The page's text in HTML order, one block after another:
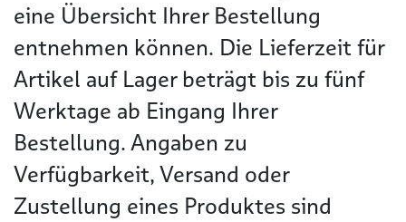
eine Übersicht Ihrer Bestellung
entnehmen können. Die Lieferzeit für
Artikel auf Lager beträgt bis zu fünf
Werktage ab Eingang Ihrer
Bestellung. Angaben zu
Verfügbarkeit, Versand oder
Zustellung eines Produktes sind